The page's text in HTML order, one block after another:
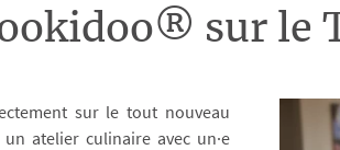
sur le
sur le tout nouveau
atelier culinaire avec un·e